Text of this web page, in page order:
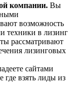
компании. Вы
возможность
техники в лизинг
рассматривают
лизинговых
сайтами
где взять лиды из